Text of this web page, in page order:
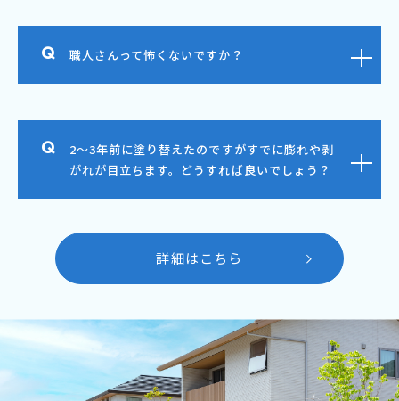
職人さんって怖くないですか？
2～3年前に塗り替えたのですがすでに膨れや剥
がれが目立ちます。どうすれば良いでしょう？
詳細はこちら